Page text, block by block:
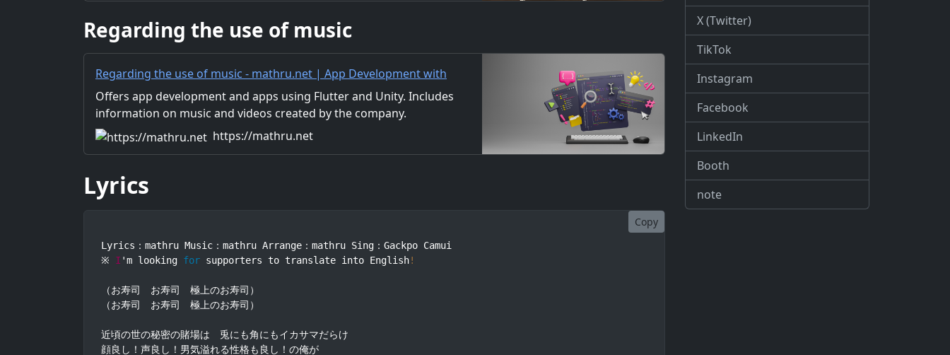
Regarding the use of music
Regarding the use of music - mathru.net | App Development with
Flutter, Unity/Music and Video Production/Material Distribution
Offers app development and apps using Flutter and Unity. Includes
information on music and videos created by the company.
Distribution of images and video materials. We also accept orders
for work.
https://mathru.net
Lyrics
Copy
Lyrics：mathru Music：mathru Arrange：mathru Sing：Gackpo Camui
※ I 'm looking for supporters to translate into English!
（お寿司　お寿司　極上のお寿司）
（お寿司　お寿司　極上のお寿司）
近頃の世の秘密の賭場は　兎にも角にもイカサマだらけ
顔良し！声良し！男気溢れる性格も良し！の俺が
X (Twitter)
TikTok
Instagram
Facebook
LinkedIn
Booth
note